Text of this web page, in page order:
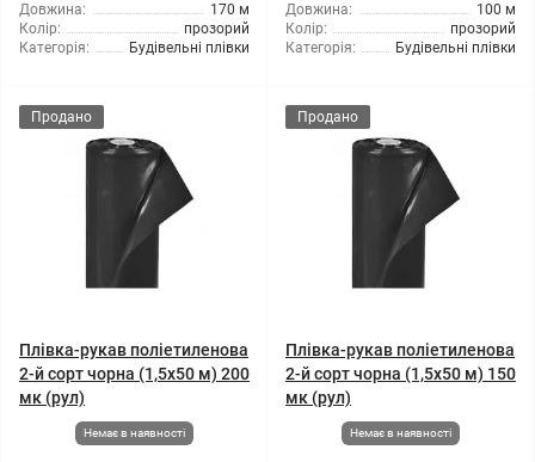
Довжина:
170 м
Колір:
прозорий
Категорія:
Будівельні плівки
Довжина:
100 м
Колір:
прозорий
Категорія:
Будівельні плівки
Продано
Плівка-рукав поліетиленова
2-й сорт чорна (1,5x50 м) 200
мк (рул)
Немає в наявності
Продано
Плівка-рукав поліетиленова
2-й сорт чорна (1,5x50 м) 150
мк (рул)
Немає в наявності